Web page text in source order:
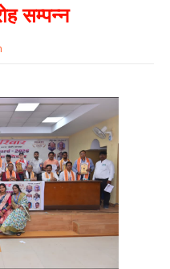
सम्पन्न